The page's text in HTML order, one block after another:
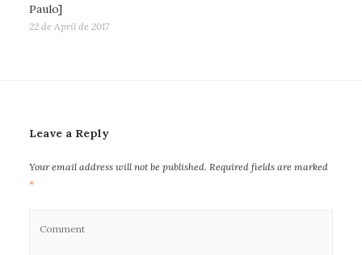
Paulo]
22 de April de 2017
Leave a Reply
Your email address will not be published. Required fields are marked
*